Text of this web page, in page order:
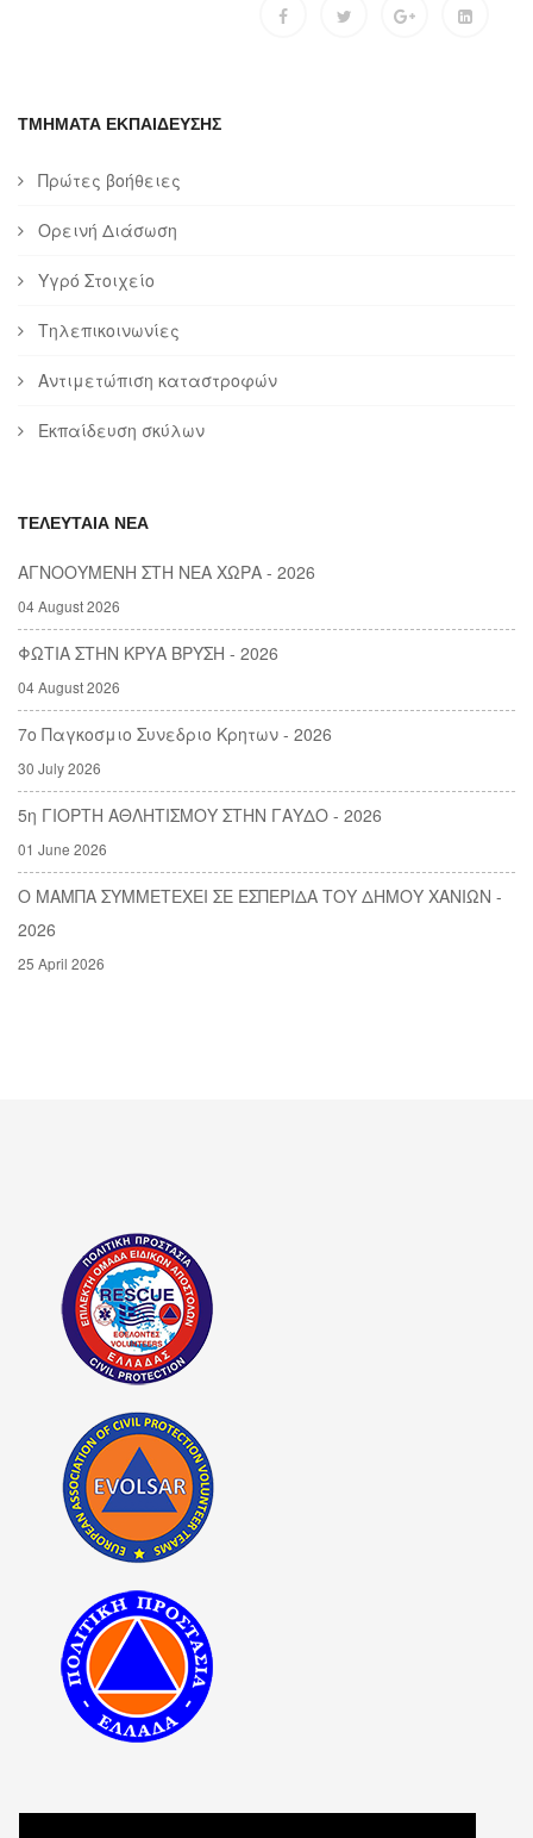
ΤΜΗΜΑΤΑ ΕΚΠΑΙΔΕΥΣΗΣ
Πρώτες βοήθειες
Ορεινή Διάσωση
Υγρό Στοιχείο
Τηλεπικοινωνίες
Αντιμετώπιση καταστροφών
Εκπαίδευση σκύλων
ΤΕΛΕΥΤΑΙΑ ΝΕΑ
ΑΓΝΟΟΥΜΕΝΗ ΣΤΗ ΝΕΑ ΧΩΡΑ - 2026
04 August 2026
ΦΩΤΙΑ ΣΤΗΝ ΚΡΥΑ ΒΡΥΣΗ - 2026
04 August 2026
7ο Παγκοσμιο Συνεδριο Κρητων - 2026
30 July 2026
5η ΓΙΟΡΤΗ ΑΘΛΗΤΙΣΜΟΥ ΣΤΗΝ ΓΑΥΔΟ - 2026
01 June 2026
Ο ΜΑΜΠΑ ΣΥΜΜΕΤΕΧΕΙ ΣΕ ΕΣΠΕΡΙΔΑ ΤΟΥ ΔΗΜΟΥ ΧΑΝΙΩΝ -
2026
25 April 2026